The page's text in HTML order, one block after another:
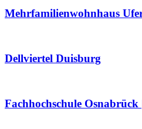
Mehrfamilienwohnhaus
Dellviertel Duisburg
Fachhochschule